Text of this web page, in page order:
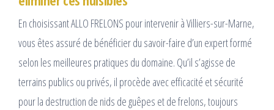
En choisissant ALLO FRELONS pour intervenir à Villiers-sur-Marne,
vous êtes assuré de bénéficier du savoir-faire d’un expert formé
selon les meilleures pratiques du domaine. Qu’il s’agisse de
terrains publics ou privés, il procède avec efficacité et sécurité
pour la destruction de nids de guêpes et de frelons, toujours